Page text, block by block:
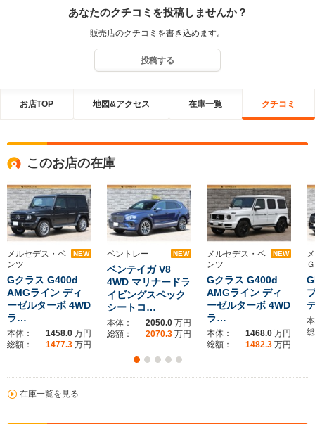
付き合いのほどよろしくお願い申し上げます。
あなたのクチコミを投稿しませんか？
販売店のクチコミを書き込めます。
投稿する
お店TOP 地図&アクセス 在庫一覧 クチコミ
このお店の在庫
メルセデス・ベ
ンツ
NEW
Gクラス G400d
AMGライン ディ
ーゼルターボ 4WD
ラ…
本体： 1458.0 万円
総額：
1477.3 万円
ベントレー NEW
ベンテイガ V8
4WD マリナードラ
イビングスペック
シートコ…
本体： 2050.0 万円
総額：
2070.3 万円
メルセデス・ベ
ンツ
NEW
Gクラス G400d
AMGライン ディ
ーゼルターボ 4WD
ラ…
本体： 1468.0 万円
総額：
1482.3 万円
Ｇ
在庫一覧を見る